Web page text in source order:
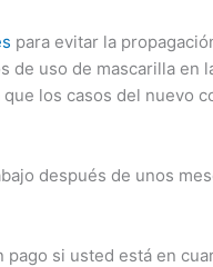
para evitar la
de uso de mascarilla en
los casos del nuevo
después de unos
si usted está en